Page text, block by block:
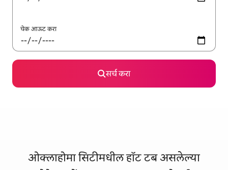
चेक आऊट करा
सर्च करा
ओक्लाहोमा सिटीमधील हॉट टब असलेल्या